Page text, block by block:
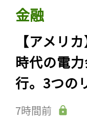
金融
【アメリ
時代の電
行。3つの
7時間前